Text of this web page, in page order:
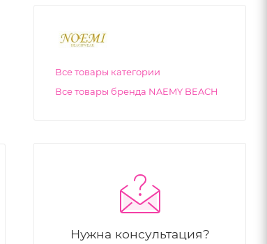
Все товары категории
Все товары бренда NAEMY BEACH
Нужна консультация?